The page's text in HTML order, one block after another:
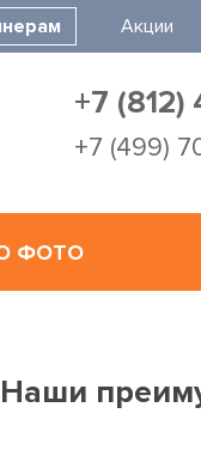
Акции
+7
+7 (499)
ФОТО
Наши